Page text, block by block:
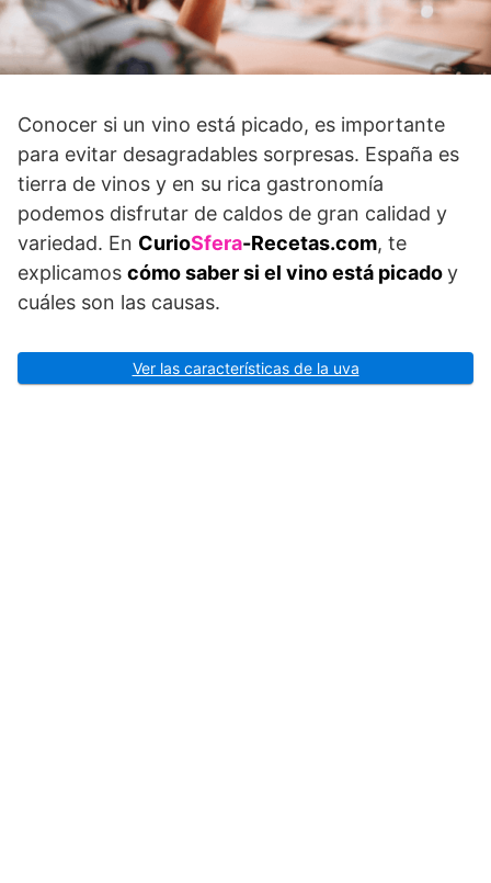
Conocer si un vino está picado, es importante
para evitar desagradables sorpresas. España es
tierra de vinos y en su rica gastronomía
podemos disfrutar de caldos de gran calidad y
variedad. En CurioSfera-Recetas.com, te
explicamos cómo saber si el vino está picadoy
cuáles son las causas.
Ver las características de la uva